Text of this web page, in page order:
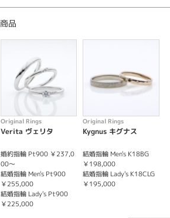
品
Original Rings
Verita ヴェリタ
婚約指輪 Pt900 ￥237,0
00～
結婚指輪 Men's Pt900
￥255,000
結婚指輪 Lady's Pt900
￥225,000
Original Rings
Kygnus キグナス
結婚指輪 Men's K18BG
￥198,000
結婚指輪 Lady's K18CLG
￥195,000